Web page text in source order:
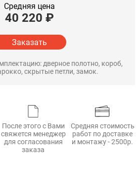
Средняя цена
40 220 ₽
Заказать
дверное полотно, короб,
скрытые петли, замок.
После этого с Вами
свяжется менеджер
для согласования
заказа
Средняя стоимость
работ по доставке
и монтажу - 2500р.